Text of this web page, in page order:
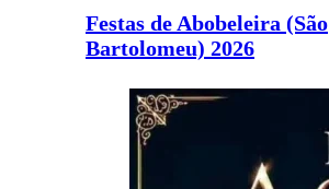
Festas de Abobeleira (São
Bartolomeu) 2026